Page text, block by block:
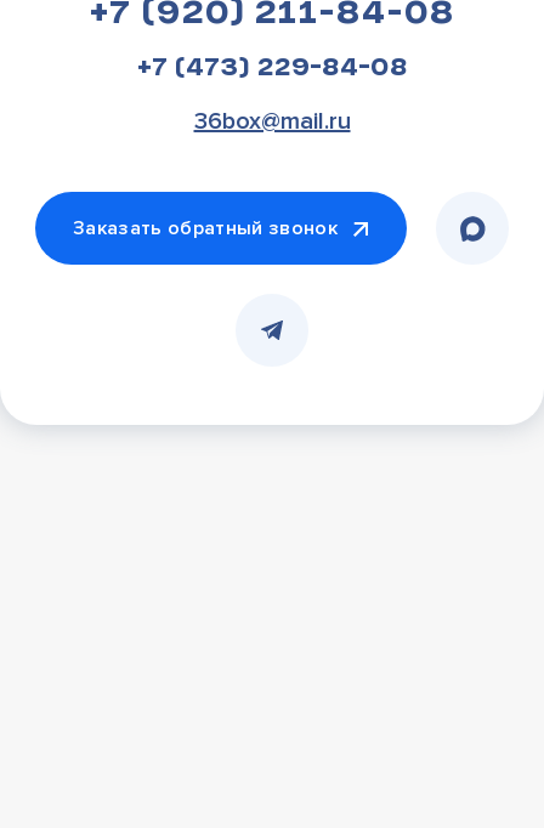
+7 (920) 211-84-08
+7 (473) 229-84-08
36box@mail.ru
Заказать обратный звонок